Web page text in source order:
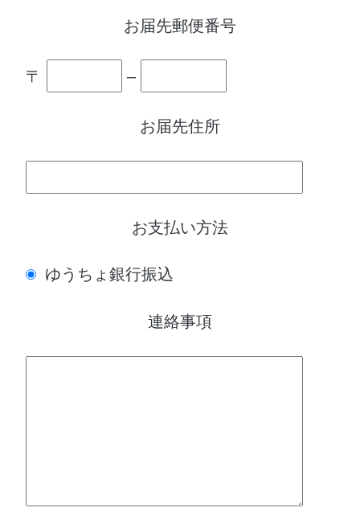
お届先郵便番号
〒 –
お届先住所
お支払い方法
ゆうちょ銀行振込
連絡事項